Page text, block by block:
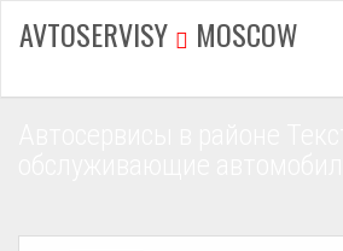
AVTOSERVISY MOSCOW